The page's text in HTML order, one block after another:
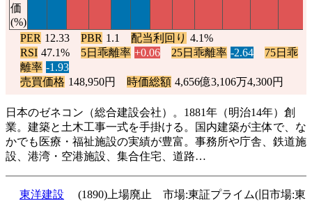
価
(%)
PER 12.33 PBR 1.1 配当利回り 4.1%
RSI 47.1% 5日乖離率 +0.06 25日乖離率 -2.64
75日乖
離率 -1.93
売買価格 148,950円 時価総額 4,656億3,106万4,300円
日本のゼネコン（総合建設会社）。1881年（明治14年）創
業。建築と土木工事一式を手掛ける。国内建築が主体で、な
かでも医療・福祉施設の実績が豊富。事務所や庁舎、鉄道施
設、港湾・空港施設、集合住宅、道路…
東洋建設
(1890)上場廃止 市場:東証プライム(旧市場:東